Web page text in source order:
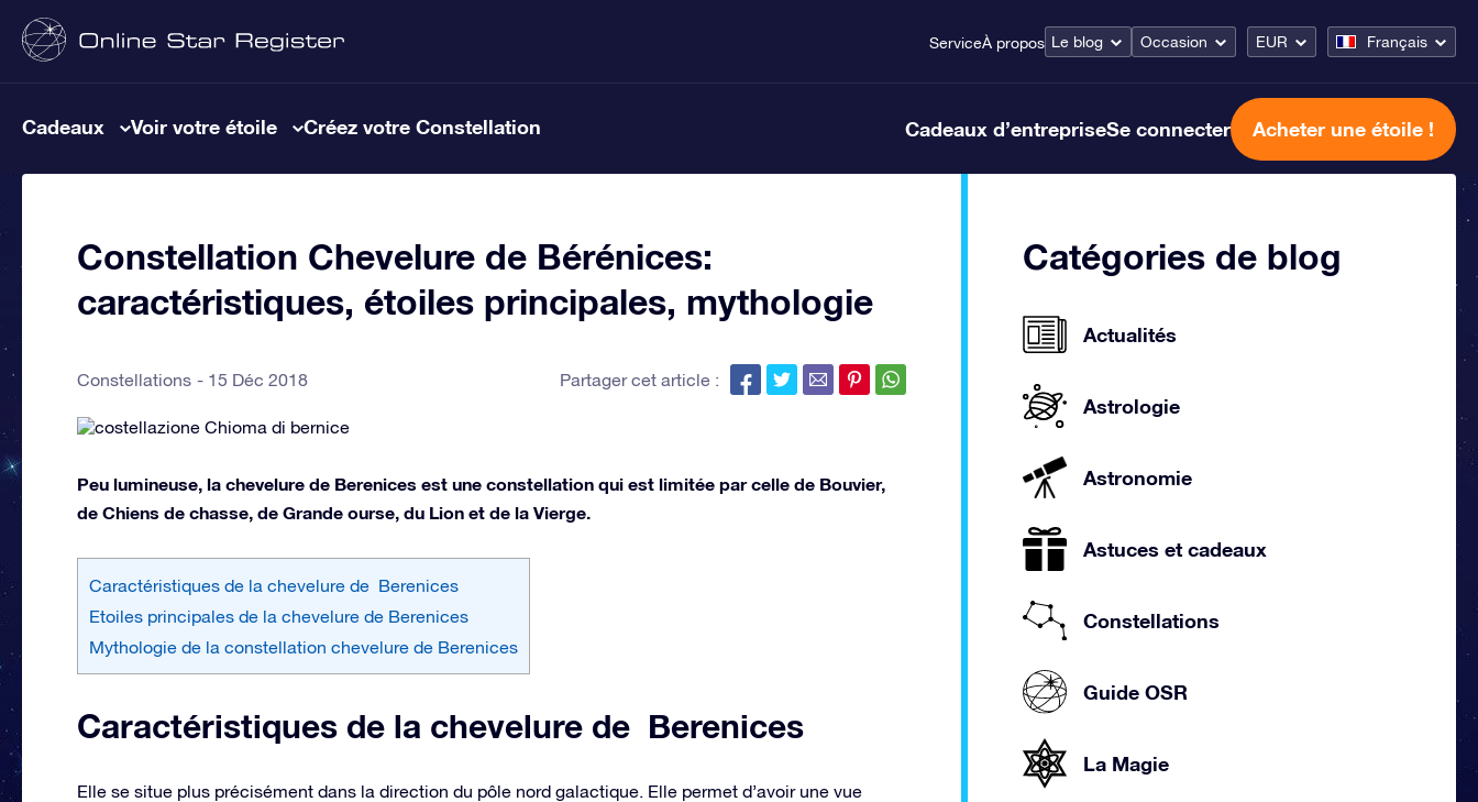
ServiceÀ propos Le blog Occasion EUR Français
Cadeaux Voir votre étoile Créez votre Constellation Cadeaux d’entrepriseSe connecter Acheter une étoile !
Constellation Chevelure de Bérénices:
caractéristiques, étoiles principales, mythologie
Constellations 15 Déc 2018 Partager cet article :
Peu lumineuse, la chevelure de Berenices est une constellation qui est limitée par celle de Bouvier,
de Chiens de chasse, de Grande ourse, du Lion et de la Vierge.
Caractéristiques de la chevelure de Berenices
Etoiles principales de la chevelure de Berenices
Mythologie de la constellation chevelure de Berenices
Caractéristiques de la chevelure de Berenices
Elle se situe plus précisément dans la direction du pôle nord galactique. Elle permet d’avoir une vue
Catégories de blog
Actualités
Astrologie
Astronomie
Astuces et cadeaux
Constellations
Guide OSR
La Magie